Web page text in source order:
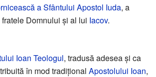
a Sfântului Apostol Iuda, a
fratele Domnului şi al lui Iacov.
Ioan Teologul, tradusă adesea şi ca
în mod tradiţional Apostolului Ioan,